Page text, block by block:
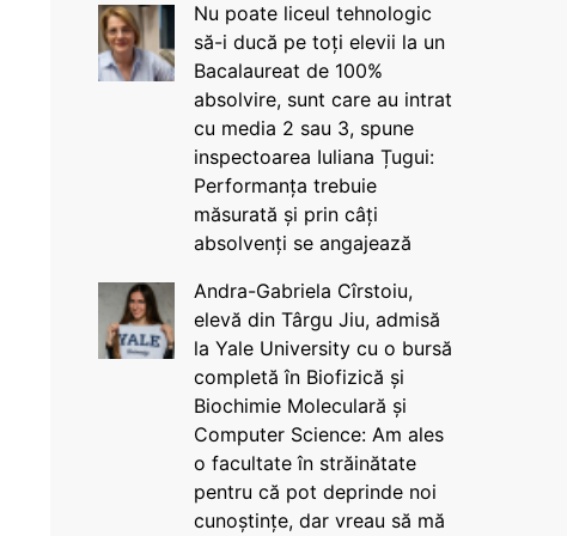
Nu poate liceul tehnologic
să-i ducă pe toți elevii la un
Bacalaureat de 100%
absolvire, sunt care au intrat
cu media 2 sau 3, spune
inspectoarea Iuliana Țugui:
Performanța trebuie
măsurată și prin câți
absolvenți se angajează
Andra-Gabriela Cîrstoiu,
elevă din Târgu Jiu, admisă
la Yale University cu o bursă
completă în Biofizică și
Biochimie Moleculară și
Computer Science: Am ales
o facultate în străinătate
pentru că pot deprinde noi
cunoștințe, dar vreau să mă